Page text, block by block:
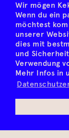
Wir mögen
Wenn du ein
möchtest
unserer
dies mit
und
Verwendung
Mehr Infos in